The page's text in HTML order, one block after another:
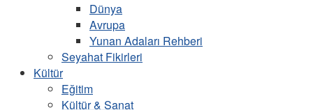
Dünya
Avrupa
Yunan Adaları Rehberi
Seyahat Fikirleri
Kültür
Eğitim
Kültür & Sanat